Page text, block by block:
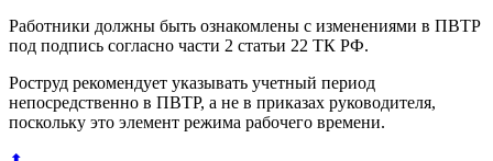
Работники должны быть ознакомлены с изменениями в ПВТР
под подпись согласно части 2 статьи 22 ТК РФ.
Роструд рекомендует указывать учетный период
непосредственно в ПВТР, а не в приказах руководителя,
поскольку это элемент режима рабочего времени.